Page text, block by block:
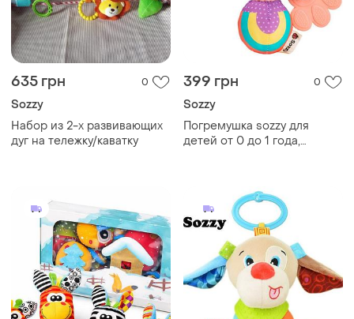
635 грн 0
Sozzy
Набор из 2-х развивающих
дуг на тележку/каватку
399 грн 0
Sozzy
Погремушка sozzy для
детей от 0 до 1 года,
ручка-палоч